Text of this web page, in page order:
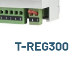
T-REG300